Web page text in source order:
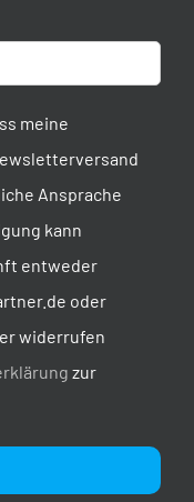
meine
Ansprache
kann
entweder
oder
widerrufen
zur